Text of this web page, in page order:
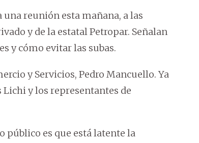
reunión esta mañana, a las
y de la estatal Petropar. Señalan
y cómo evitar las subas.
y Servicios, Pedro Mancuello. Ya
y los representantes de
público es que está latente la